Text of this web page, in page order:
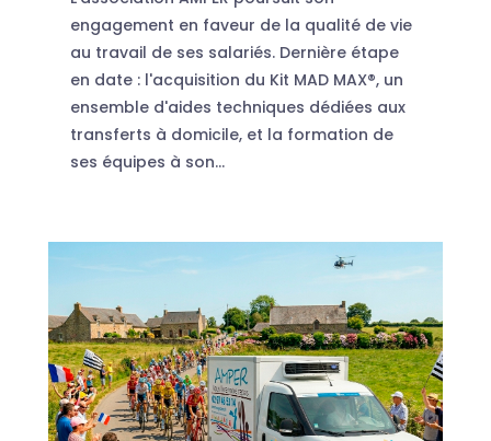
engagement en faveur de la qualité de vie
au travail de ses salariés. Dernière étape
en date : l'acquisition du Kit MAD MAX®, un
ensemble d'aides techniques dédiées aux
transferts à domicile, et la formation de
ses équipes à son...